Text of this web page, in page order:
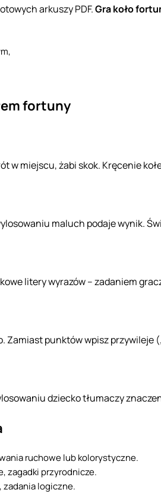
arkuszy PDF.Gra koło
fortuny
w miejscu, żabi skok. Kręcenie
wylosowaniu maluch podaje wynik.
litery wyrazów – zadaniem
punktów wpisz przywileje
dziecko tłumaczy
ruchowe lub kolorystyczne.
zagadki przyrodnicze.
zadania logiczne.